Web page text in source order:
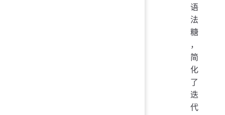
语
法
糖
，
简
化
了
迭
代